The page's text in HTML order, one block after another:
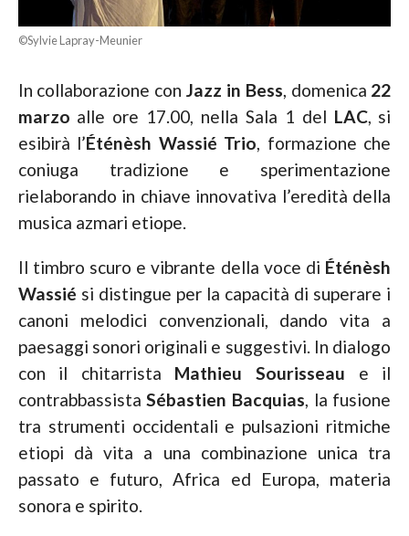
©Sylvie Lapray-Meunier
In collaborazione conJazz in Bess, domenica 22
marzo alle ore 17.00, nella Sala 1 del LAC, si
esibirà l’Éténèsh Wassié Trio, formazione che
coniuga tradizione e sperimentazione
rielaborando in chiave innovativa l’eredità della
musica azmari etiope.
Il timbro scuro e vibrante della voce di Éténèsh
Wassié si distingue per la capacità di superare i
canoni melodici convenzionali, dando vita a
paesaggi sonori originali e suggestivi. In dialogo
con il chitarrista Mathieu Sourisseau e il
contrabbassistaSébastien Bacquias, la fusione
tra strumenti occidentali e pulsazioni ritmiche
etiopi dà vita a una combinazione unica tra
passato e futuro, Africa ed Europa, materia
sonora e spirito.